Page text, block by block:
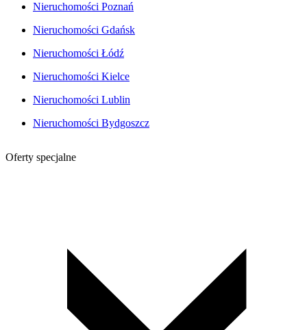
Nieruchomości Poznań
Nieruchomości Gdańsk
Nieruchomości Łódź
Nieruchomości Kielce
Nieruchomości Lublin
Nieruchomości Bydgoszcz
Oferty specjalne